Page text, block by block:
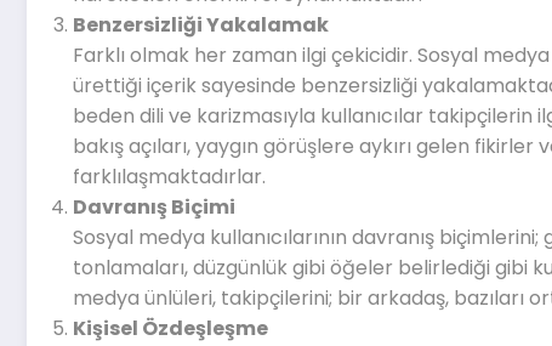
Benzersizliği Yakalamak
Farklı olmak her zaman ilgi çekicidir. Sosyal
ürettiği içerik sayesinde benzersizliği
beden dili ve karizmasıyla kullanıcılar takipçilerin
bakış açıları, yaygın görüşlere aykırı gelen
farklılaşmaktadırlar.
Davranış Biçimi
Sosyal medya kullanıcılarının davranış
tonlamaları, düzgünlük gibi öğeler belirlediği gibi
medya ünlüleri, takipçilerini; bir arkadaş,
Kişisel Özdeşleşme